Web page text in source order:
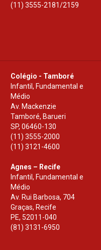
(11) 3555-2181/2159
Colégio - Tamboré
Infantil, Fundamental e
Médio
Av. Mackenzie
Tamboré, Barueri
SP,06460-130
(11) 3555-2000
(11) 3121-4600
Agnes – Recife
Infantil, Fundamental e
Médio
Av. Rui Barbosa, 704
Graças, Recife
PE, 52011-040
(81) 3131-6950